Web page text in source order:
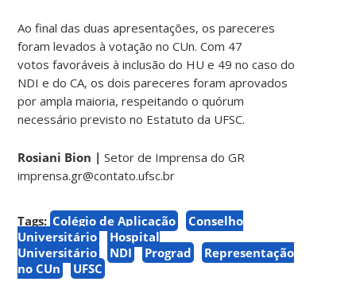
Ao final das duas apresentações, os pareceres
foram levados à votação no CUn. Com 47
votos favoráveis à inclusão do HU e 49 no caso do
NDI e do CA, os dois pareceres foram aprovados
por ampla maioria, respeitando o quórum
necessário previsto no Estatuto da UFSC.
Rosiani Bion |Setor de Imprensa do GR
imprensa.gr@contato.ufsc.br
Tags: Colégio de Aplicação
Conselho
Universitário
Hospital
Universitário
NDI Prograd
Representação
no CUn
UFSC